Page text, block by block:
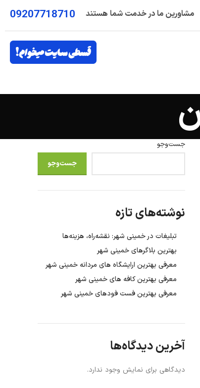
مشاورین ما در خدمت شما هستند 09207718710
جست‌وجو
جست‌وجو
نوشته‌های تازه
تبلیغات در خمینی شهر: نقشه‌راه، هزینه‌ها
بهترین بلاگرهای خمینی شهر
معرفی بهترین ارایشگاه های مردانه خمینی شهر
معرفی بهترین کافه های خمینی شهر
معرفی بهترین فست فودهای خمینی شهر
آخرین دیدگاه‌ها
دیدگاهی برای نمایش وجود ندارد.